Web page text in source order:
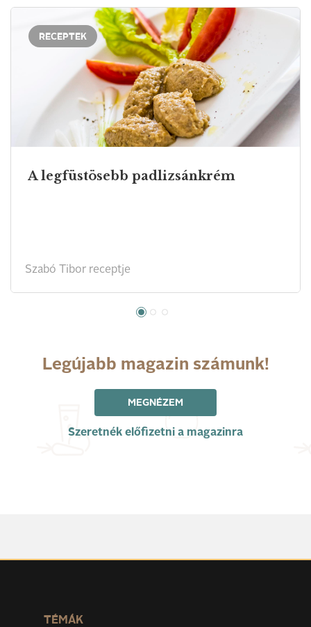
RECEPTEK
A legfüstösebb padlizsánkrém
Szabó Tibor receptje
Legújabb magazin számunk!
MEGNÉZEM
Szeretnék előfizetni a magazinra
TÉMÁK